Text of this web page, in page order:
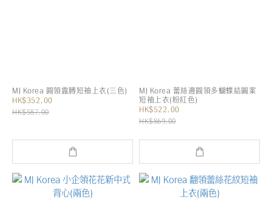
MJ Korea 圓領露膊短袖上衣(三色)
HK$352.00
HK$587.00
MJ Korea 蕾絲邊圓領多蝴蝶結圖案
短袖上衣(粉紅色)
HK$522.00
HK$869.00